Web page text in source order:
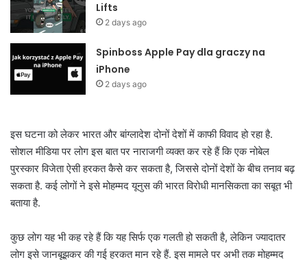
Lifts
2 days ago
Spinboss Apple Pay dla graczy na
iPhone
2 days ago
इस घटना को लेकर भारत और बांग्लादेश दोनों देशों में काफी विवाद हो रहा है.
सोशल मीडिया पर लोग इस बात पर नाराजगी व्यक्त कर रहे हैं कि एक नोबेल
पुरस्कार विजेता ऐसी हरकत कैसे कर सकता है, जिससे दोनों देशों के बीच तनाव बढ़
सकता है. कई लोगों ने इसे मोहम्मद यूनुस की भारत विरोधी मानसिकता का सबूत भी
बताया है.
कुछ लोग यह भी कह रहे हैं कि यह सिर्फ एक गलती हो सकती है, लेकिन ज्यादातर
लोग इसे जानबूझकर की गई हरकत मान रहे हैं. इस मामले पर अभी तक मोहम्मद